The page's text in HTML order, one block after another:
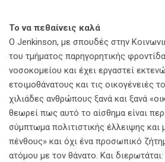
Το να πεθαίνεις καλά
Ο Jenkinson, με σπουδές στην
του τμήματος παρηγορητικής
νοσοκομείου και έχει εργαστεί
ετοιμοθάνατους και τις οικογένειές
χιλιάδες ανθρώπους ξανά και ξανά
θεωρεί πως αυτό το αίσθημα είναι
σύμπτωμα πολιτιστικής έλλειψης και
πένθους» και όχι ένα προσωπικό
ατόμου με τον θάνατο. Και